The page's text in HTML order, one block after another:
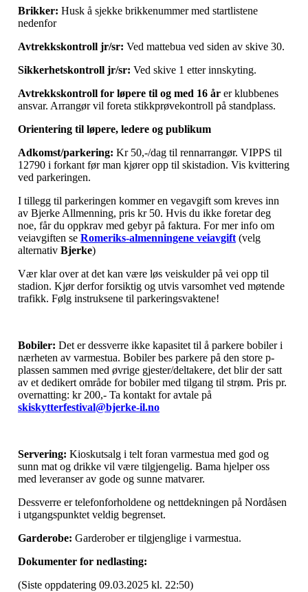
Brikker: Husk å sjekke brikkenummer med startlistene
nedenfor
Avtrekkskontroll jr/sr: Ved mattebua ved siden av skive 30.
Sikkerhetskontroll jr/sr: Ved skive 1 etter innskyting.
Avtrekkskontroll for løpere til og med 16 år er klubbenes
ansvar. Arrangør vil foreta stikkprøvekontroll på standplass.
Orientering til løpere, ledere og publikum
Adkomst/parkering: Kr 50,-/dag til rennarrangør. VIPPS til
12790 i forkant før man kjører opp til skistadion. Vis kvittering
ved parkeringen.
I tillegg til parkeringen kommer en vegavgift som kreves inn
av Bjerke Allmenning, pris kr 50. Hvis du ikke foretar deg
noe, får du oppkrav med gebyr på faktura. For mer info om
veiavgiften se Romeriks-almenningene veiavgift (velg
alternativ Bjerke)
Vær klar over at det kan være løs veiskulder på vei opp til
stadion. Kjør derfor forsiktig og utvis varsomhet ved møtende
trafikk. Følg instruksene til parkeringsvaktene!
Bobiler: Det er dessverre ikke kapasitet til å parkere bobiler i
nærheten av varmestua. Bobiler bes parkere på den store p-
plassen sammen med øvrige gjester/deltakere, det blir der satt
av et dedikert område for bobiler med tilgang til strøm. Pris pr.
overnatting: kr 200,- Ta kontakt for avtale på
skiskytterfestival@bjerke-il.no
Servering: Kioskutsalg i telt foran varmestua med god og
sunn mat og drikke vil være tilgjengelig. Bama hjelper oss
med leveranser av gode og sunne matvarer.
Dessverre er telefonforholdene og nettdekningen på Nordåsen
i utgangspunktet veldig begrenset.
Garderobe: Garderober er tilgjenglige i varmestua.
Dokumenter for nedlasting:
(Siste oppdatering 09.03.2025 kl. 22:50)